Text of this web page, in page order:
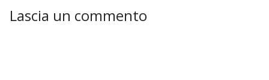
Lascia un commento